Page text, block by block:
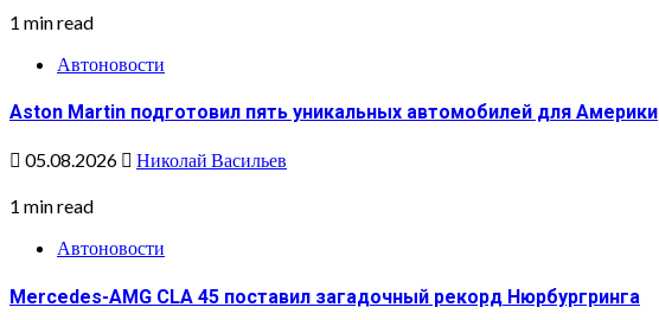
1 min read
Автоновости
Aston Martin подготовил пять уникальных автомобилей для Америки
05.08.2026 Николай Васильев
1 min read
Автоновости
Mercedes-AMG CLA 45 поставил загадочный рекорд Нюрбургринга